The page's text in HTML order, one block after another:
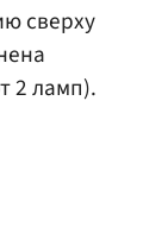
сверху
2 ламп).